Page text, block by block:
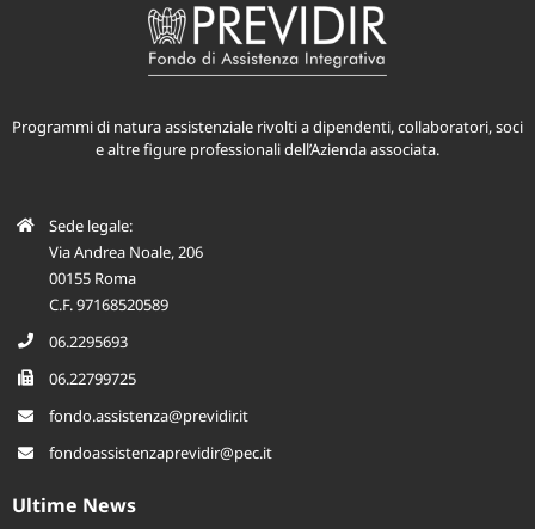
Programmi di natura assistenziale rivolti a dipendenti, collaboratori, soci
e altre figure professionali dell’Azienda associata.
Sede legale:
Via Andrea Noale, 206
00155 Roma
C.F. 97168520589
06.2295693
06.22799725
fondo.assistenza@previdir.it
fondoassistenzaprevidir@pec.it
Ultime News